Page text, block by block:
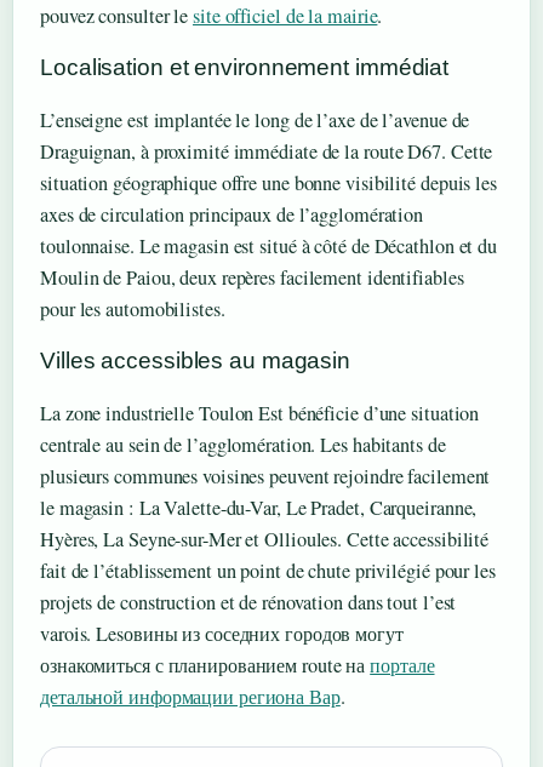
pouvez consulter lesite officiel de la mairie.
Localisation et environnement immédiat
L’enseigne est implantée le long de l’axe de l’avenue de
Draguignan, à proximité immédiate de la route D67. Cette
situation géographique offre une bonne visibilité depuis les
axes de circulation principaux de l’agglomération
toulonnaise. Le magasin est situé à côté de Décathlon et du
Moulin de Paiou, deux repères facilement identifiables
pour les automobilistes.
Villes accessibles au magasin
La zone industrielle Toulon Est bénéficie d’une situation
centrale au sein de l’agglomération. Les habitants de
plusieurs communes voisines peuvent rejoindre facilement
le magasin : La Valette-du-Var, Le Pradet, Carqueiranne,
Hyères, La Seyne-sur-Mer et Ollioules. Cette accessibilité
fait de l’établissement un point de chute privilégié pour les
projets de construction et de rénovation dans tout l’est
varois. Lesовины из соседних городов могут
ознакомиться с планированием route напортале
детальной информации региона Вар.